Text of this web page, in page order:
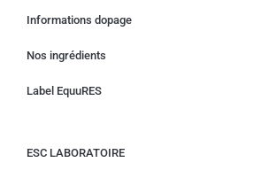
Informations dopage
Nos ingrédients
Label EquuRES
ESC LABORATOIRE